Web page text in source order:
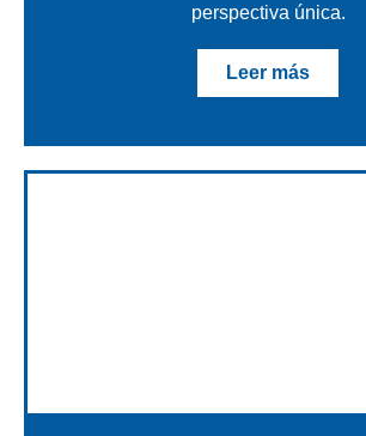
perspectiva única.
Leer más